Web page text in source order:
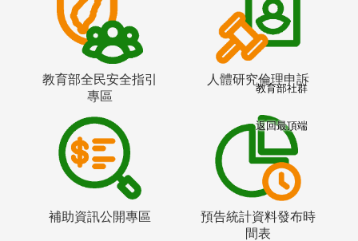
教育部全民安全指引
專區
人體研究倫理申訴
補助資訊公開專區
預告統計資料發布時
間表
教育部社群
返回最頂端